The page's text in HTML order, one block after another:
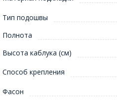
Тип подошвы
Полнота
Высота каблука (см)
Способ крепления
Фасон